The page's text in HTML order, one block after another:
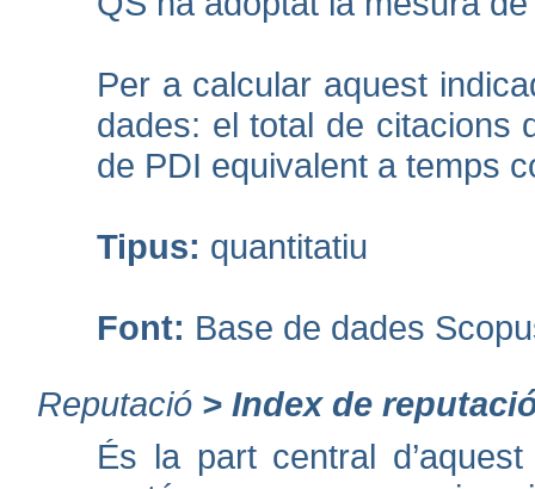
Per a calcular aquest
dades: el total de citacions
de PDI equivalent a temps
Tipus: quantitatiu
Font: Base de dades
Reputació > Index de
És la part central